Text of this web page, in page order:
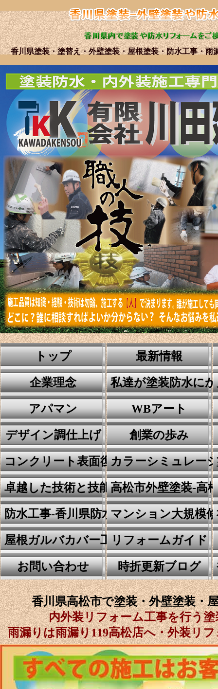
香川県塗装・塗替え・外壁塗装・屋根塗装・防水工事・
トップ 最新情報
企業理念 私達が塗装防水に
アパマン WBアート
デザイン調仕上げ 創業の歩み
コンクリート表面復元工法カラーシミュレー
卓越した技術と技能高松市外壁塗装-高
防水工事-香川県防水の川田建装
マンション大規模
屋根ガルバカバー工事リフォームガイド
お問い合わせ 時折更新ブログ
香川県高松市で塗装・外壁塗装・
内外装リフォーム工事を行う
雨漏りは雨漏り119高松店へ・外装リ